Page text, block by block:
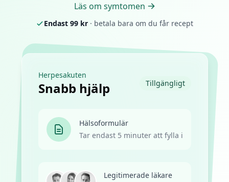
Läs om symtomen
Endast 99 kr · betala bara om du får recept
Herpesakuten
Snabb hjälp Tillgängligt
Hälsoformulär
Tar endast 5 minuter att fylla i
Legitimerade läkare